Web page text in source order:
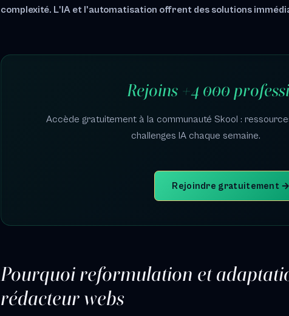
complexité. L'IA et l'automatisation offrent des solutions
Rejoins +4 000
Accède gratuitement à la communauté Skool :
challenges IA chaque semaine.
Rejoindre gratuitement →
Pourquoi reformulation et
rédacteur webs